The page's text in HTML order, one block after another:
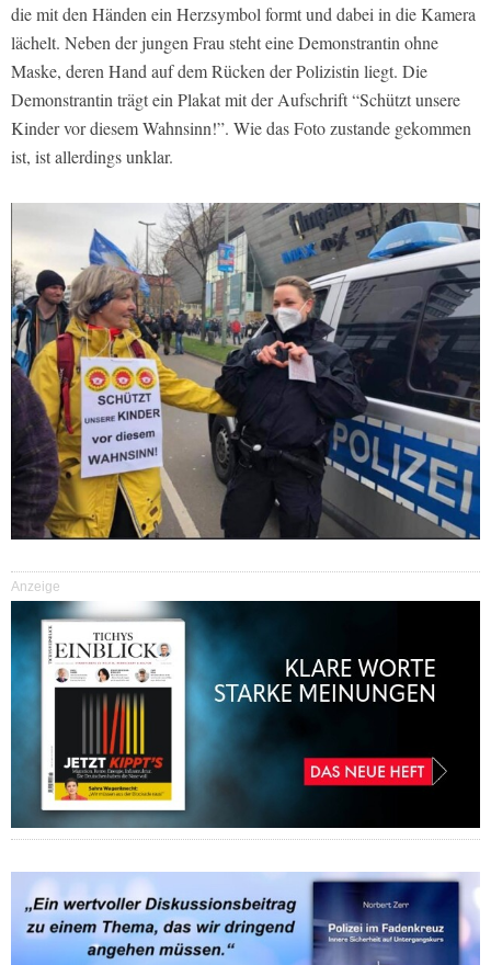
die mit den Händen ein Herzsymbol formt und dabei in die Kamera
lächelt. Neben der jungen Frau steht eine Demonstrantin ohne
Maske, deren Hand auf dem Rücken der Polizistin liegt. Die
Demonstrantin trägt ein Plakat mit der Aufschrift “Schützt unsere
Kinder vor diesem Wahnsinn!”. Wie das Foto zustande gekommen
ist, ist allerdings unklar.
Anzeige